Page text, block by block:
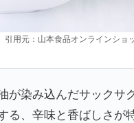
引用元：山本食品オンラインショ
が染み込んだサックサ
る、辛味と香ばしさが